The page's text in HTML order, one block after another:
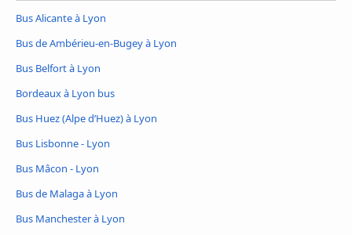
Bus Alicante à Lyon
Bus de Ambérieu-en-Bugey à Lyon
Bus Belfort à Lyon
Bordeaux à Lyon bus
Bus Huez (Alpe d’Huez) à Lyon
Bus Lisbonne - Lyon
Bus Mâcon - Lyon
Bus de Malaga à Lyon
Bus Manchester à Lyon